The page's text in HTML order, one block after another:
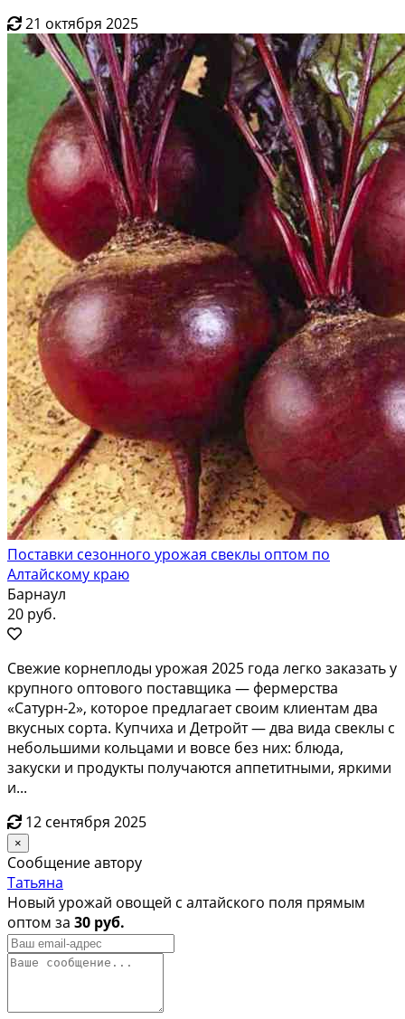
21 октября 2025
Поставки сезонного урожая свеклы оптом по
Алтайскому краю
Барнаул
20 руб.
Свежие корнеплоды урожая 2025 года легко заказать у
крупного оптового поставщика — фермерства
«Сатурн-2», которое предлагает своим клиентам два
вкусных сорта. Купчиха и Детройт — два вида свеклы с
небольшими кольцами и вовсе без них: блюда,
закуски и продукты получаются аппетитными, яркими
и...
12 сентября 2025
×
Сообщение автору
Татьяна
Новый урожай овощей с алтайского поля прямым
оптом за 30 руб.